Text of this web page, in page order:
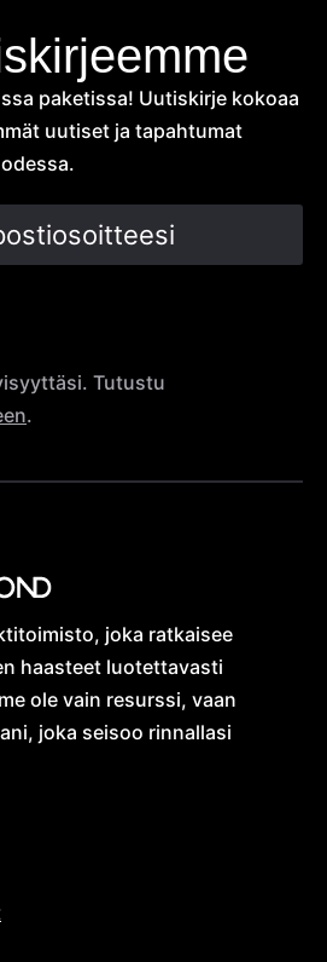
paketissa! Uutiskirje kokoaa
uutiset ja tapahtumat
Tutustu
.
joka ratkaisee
haasteet luotettavasti
ole vain resurssi, vaan
joka seisoo rinnallasi